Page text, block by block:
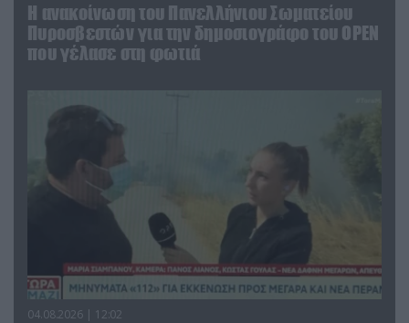
Η ανακοίνωση του Πανελλήνιου Σωματείου
Πυροσβεστών για την δημοσιογράφο του OPEN
που γέλασε στη φωτιά
04.08.2026 | 12:02